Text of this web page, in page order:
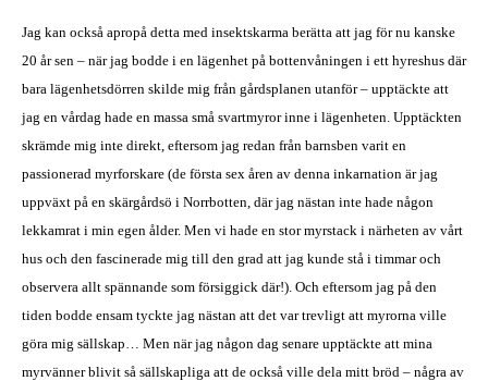
Jag kan också apropå detta med insektskarma berätta att jag för nu kanske
20 år sen – när jag bodde i en lägenhet på bottenvåningen i ett hyreshus där
bara lägenhetsdörren skilde mig från gårdsplanen utanför – upptäckte att
jag en vårdag hade en massa små svartmyror inne i lägenheten. Upptäckten
skrämde mig inte direkt, eftersom jag redan från barnsben varit en
passionerad myrforskare (de första sex åren av denna inkarnation är jag
uppväxt på en skärgårdsö i Norrbotten, där jag nästan inte hade någon
lekkamrat i min egen ålder. Men vi hade en stor myrstack i närheten av vårt
hus och den fascinerade mig till den grad att jag kunde stå i timmar och
observera allt spännande som försiggick där!). Och eftersom jag på den
tiden bodde ensam tyckte jag nästan att det var trevligt att myrorna ville
göra mig sällskap… Men när jag någon dag senare upptäckte att mina
myrvänner blivit så sällskapliga att de också ville dela mitt bröd – några av